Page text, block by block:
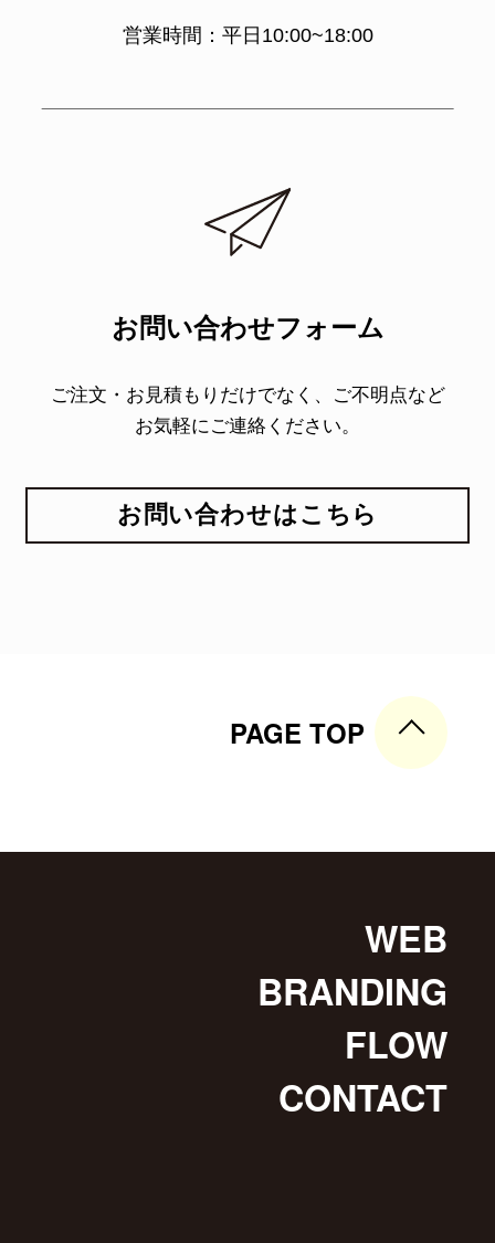
営業時間：平日10:00~18:00
お問い合わせフォーム
ご注文・お見積もりだけでなく、ご不明点など
お気軽にご連絡ください。
お問い合わせはこちら
PAGE TOP
WEB
BRANDING
FLOW
CONTACT